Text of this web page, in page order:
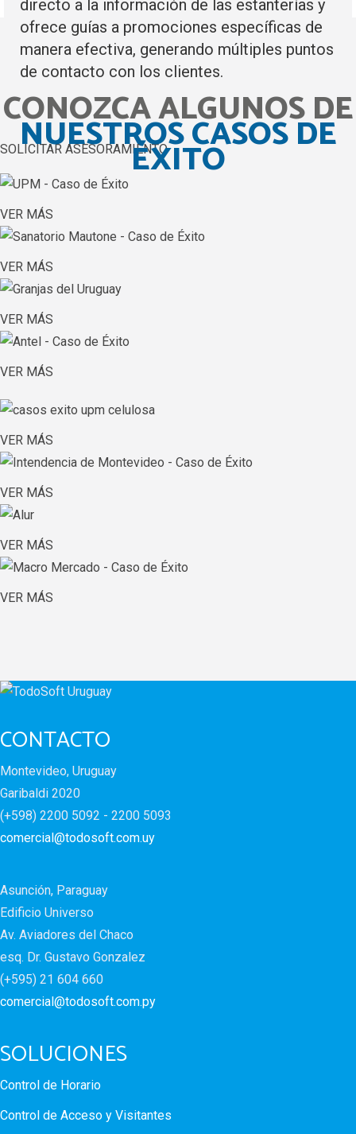
directo a la información de las estanterías y
ofrece guías a promociones específicas de
manera efectiva, generando múltiples puntos
de contacto con los clientes.
SOLICITAR ASESORAMIENTO
CONOZCA ALGUNOS DE
NUESTROS CASOS DE
ÉXITO
VER MÁS
VER MÁS
VER MÁS
VER MÁS
VER MÁS
VER MÁS
VER MÁS
VER MÁS
CONTACTO
Montevideo, Uruguay
Garibaldi 2020
(+598) 2200 5092 - 2200 5093
comercial@todosoft.com.uy
Asunción, Paraguay
Edificio Universo
Av. Aviadores del Chaco
esq. Dr. Gustavo Gonzalez
(+595) 21 604 660
comercial@todosoft.com.py
SOLUCIONES
Control de Horario
Control de Acceso y Visitantes